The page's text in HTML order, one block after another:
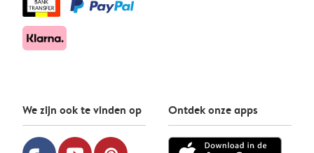
We zijn ook te vinden op Ontdek onze apps